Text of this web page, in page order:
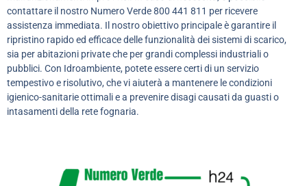
contattare il nostro Numero Verde 800 441 811 per ricevere
assistenza immediata. Il nostro obiettivo principale è garantire il
ripristino rapido ed efficace delle funzionalità dei sistemi di scarico,
sia per abitazioni private che per grandi complessi industriali o
pubblici. Con Idroambiente, potete essere certi di un servizio
tempestivo e risolutivo, che vi aiuterà a mantenere le condizioni
igienico-sanitarie ottimali e a prevenire disagi causati da guasti o
intasamenti della rete fognaria.